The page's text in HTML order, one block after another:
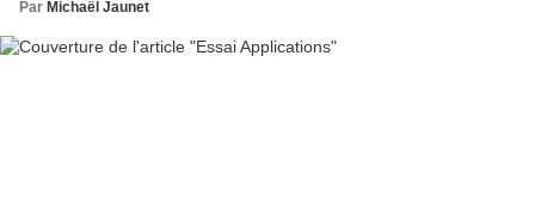
Par Michaël Jaunet